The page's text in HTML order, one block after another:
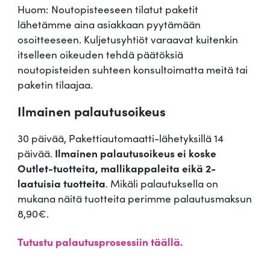
Huom: Noutopisteeseen tilatut paketit
lähetämme aina asiakkaan pyytämään
osoitteeseen. Kuljetusyhtiöt varaavat kuitenkin
itselleen oikeuden tehdä päätöksiä
noutopisteiden suhteen konsultoimatta meitä tai
paketin tilaajaa.
Ilmainen palautusoikeus
30 päivää, Pakettiautomaatti-lähetyksillä 14
päivää. Ilmainen palautusoikeus ei koske
Outlet-tuotteita, mallikappaleita eikä 2-
laatuisia tuotteita. Mikäli palautuksella on
mukana näitä tuotteita perimme palautusmaksun
8,90€.
Tutustu palautusprosessiin täällä.